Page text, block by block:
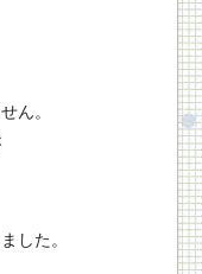
ん。
した。